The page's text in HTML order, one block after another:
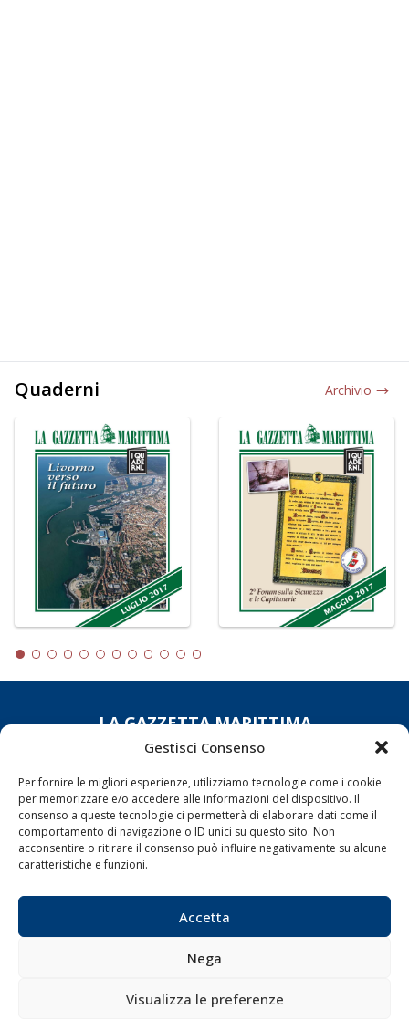
Gestisci Consenso
Per fornire le migliori esperienze, utilizziamo tecnologie come i cookie
per memorizzare e/o accedere alle informazioni del dispositivo. Il
consenso a queste tecnologie ci permetterà di elaborare dati come il
comportamento di navigazione o ID unici su questo sito. Non
acconsentire o ritirare il consenso può influire negativamente su alcune
caratteristiche e funzioni.
Accetta
Nega
Visualizza le preferenze
Quaderni Archivio
LA GAZZETTA MARITTIMA
Scali D'Azeglio, 20, 57123 Livorno
Telefono: 0586 893358
Fax:0586 892324
Email: redazione@gazzettamarittima.it
P.IVA:00118570498
Società Editoriale Marittima a r.l. (Editore) - Autorizzazione
iscrizione al ROC (Registro Operatori delle Comunicazioni)
della Società Editoriale Marittima a r.l.: N° 1301 Iscrizione
della testata elettronica La Gazzetta Marittima al Tribunale
LINK